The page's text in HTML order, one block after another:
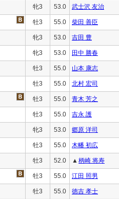
牝3 53.0 武士沢 友治
牡3 55.0 柴田 善臣
牝3 53.0 吉田 豊
牝3 53.0 田中 勝春
牡3 55.0 山本 康志
牡3 55.0 北村 宏司
牡3 55.0 青木 芳之
牡3 55.0 吉永 護
牝3 53.0 郷原 洋司
牡3 55.0 木幡 初広
牡3 52.0 ▲ 柄崎 将寿
牡3 55.0 江田 照男
牡3 55.0 徳吉 孝士